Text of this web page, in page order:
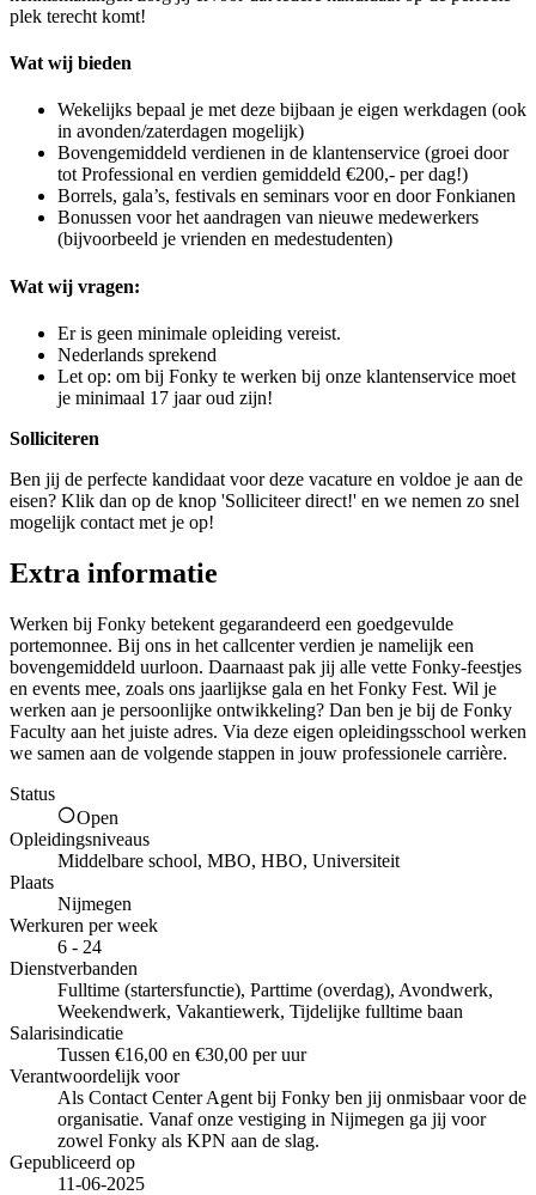
plek terecht komt!
Wat wij bieden
Wekelijks bepaal je met deze bijbaan je eigen werkdagen (ook
in avonden/zaterdagen mogelijk)
Bovengemiddeld verdienen in de klantenservice (groei door
tot Professional en verdien gemiddeld €200,- per dag!)
Borrels, gala’s, festivals en seminars voor en door Fonkianen
Bonussen voor het aandragen van nieuwe medewerkers
(bijvoorbeeld je vrienden en medestudenten)
Wat wij vragen:
Er is geen minimale opleiding vereist.
Nederlands sprekend
Let op: om bij Fonky te werken bij onze klantenservice moet
je minimaal 17 jaar oud zijn!
Solliciteren
Ben jij de perfecte kandidaat voor deze vacature en voldoe je aan de
eisen? Klik dan op de knop 'Solliciteer direct!' en we nemen zo snel
mogelijk contact met je op!
Extra informatie
Werken bij Fonky betekent gegarandeerd een goedgevulde
portemonnee. Bij ons in het callcenter verdien je namelijk een
bovengemiddeld uurloon. Daarnaast pak jij alle vette Fonky-feestjes
en events mee, zoals ons jaarlijkse gala en het Fonky Fest. Wil je
werken aan je persoonlijke ontwikkeling? Dan ben je bij de Fonky
Faculty aan het juiste adres. Via deze eigen opleidingsschool werken
we samen aan de volgende stappen in jouw professionele carrière.
Status
Open
Opleidingsniveaus
Middelbare school, MBO, HBO, Universiteit
Plaats
Nijmegen
Werkuren per week
6 - 24
Dienstverbanden
Fulltime (startersfunctie), Parttime (overdag), Avondwerk,
Weekendwerk, Vakantiewerk, Tijdelijke fulltime baan
Salarisindicatie
Tussen €16,00 en €30,00 per uur
Verantwoordelijk voor
Als Contact Center Agent bij Fonky ben jij onmisbaar voor de
organisatie. Vanaf onze vestiging in Nijmegen ga jij voor
zowel Fonky als KPN aan de slag.
Gepubliceerd op
11-06-2025